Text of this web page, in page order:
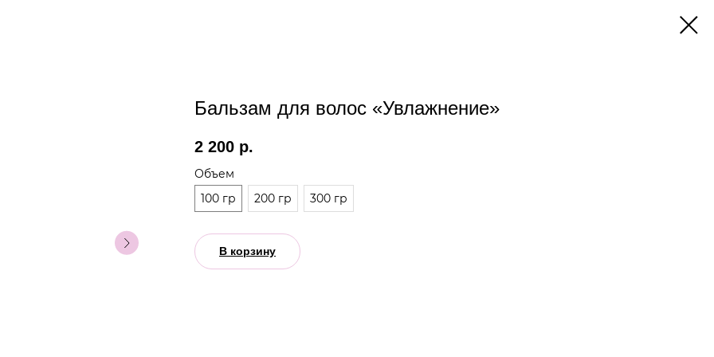
Бальзам для волос «Увлажнение»
2 200 р.
Объем
100 гр
200 гр 300 гр
В корзину